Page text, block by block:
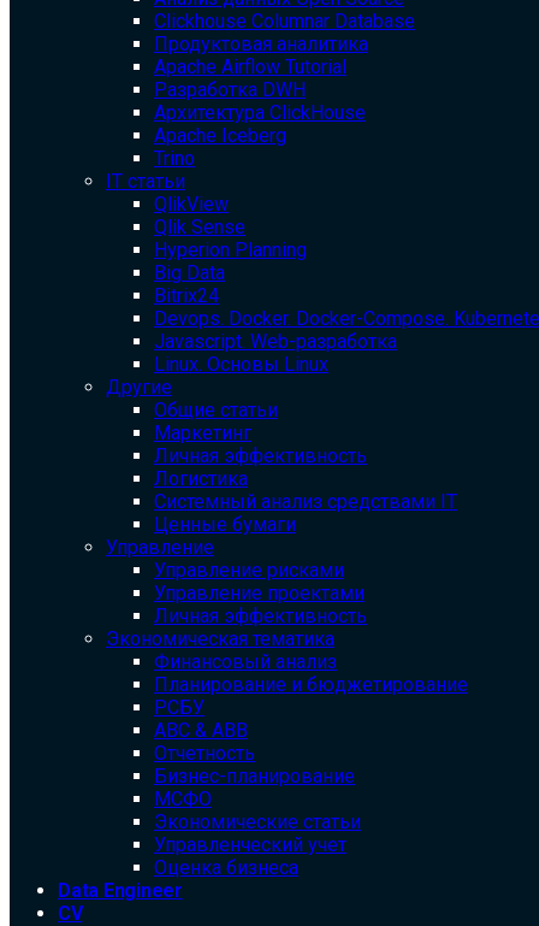
Clickhouse Columnar Database
Продуктовая аналитика
Apache Airflow Tutorial
Разработка DWH
Архитектура ClickHouse
Apache Iceberg
Trino
IT статьи
QlikView
Qlik Sense
Hyperion Planning
Big Data
Bitrix24
Devops. Docker. Docker-Compose.
Javascript. Web-разработка
Linux. Основы Linux
Другие
Общие статьи
Маркетинг
Личная эффективность
Логистика
Системный анализ средствами IT
Ценные бумаги
Управление
Управление рисками
Управление проектами
Личная эффективность
Экономическая тематика
Финансовый анализ
Планирование и бюджетирование
РСБУ
ABC & ABB
Отчетность
Бизнес-планирование
МСФО
Экономические статьи
Управленческий учет
Оценка бизнеса
Data Engineer
CV